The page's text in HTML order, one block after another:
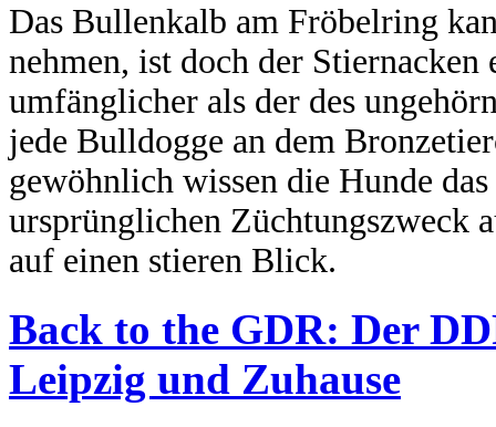
Das Bullenkalb am Fröbelring
nehmen, ist doch der
umfänglicher als der des
jede Bulldogge an dem
gewöhnlich wissen die Hunde
ursprünglichen Züchtungszweck
auf einen stieren Blick.
Back to the GDR: Der
Leipzig und Zuhause